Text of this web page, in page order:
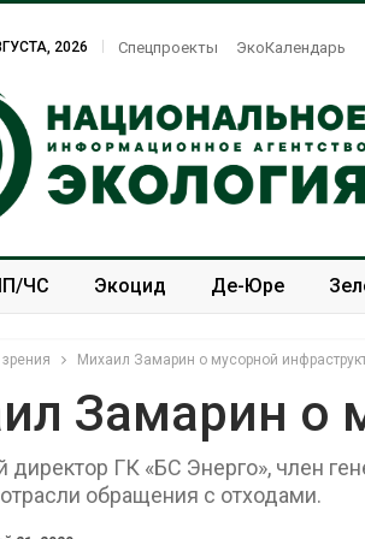
2026 Спецпроекты ЭкоКалендарь
ЧС Экоцид Де-Юре
Михаил Замарин о мусорной
Замарин о
директор ГК «БС Энерго», член
обращения с отходами.
Дождевая вода с крыш
может помочь городам
переживать жару